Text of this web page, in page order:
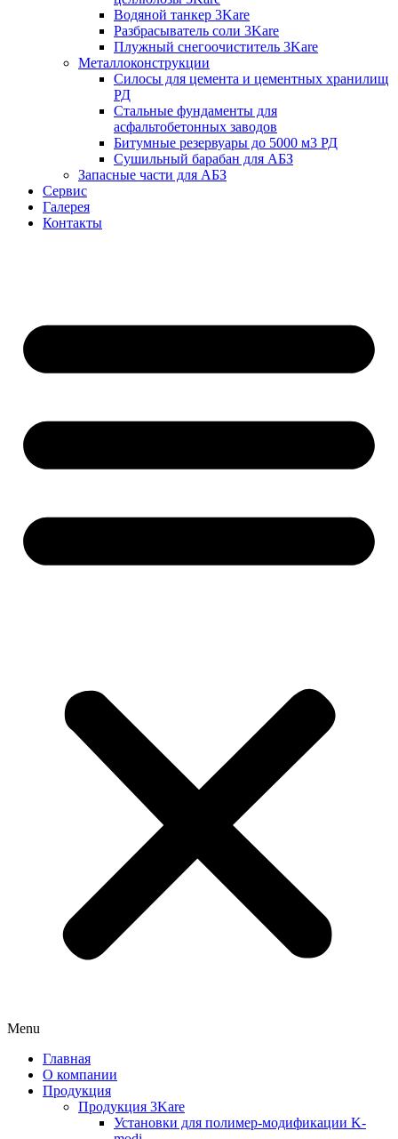
Водяной танкер 3Kare
Разбрасыватель соли 3Kare
Плужный снегоочиститель 3Kare
Металлоконструкции
Силосы для цемента и цементных хранилищ
РД
Стальные фундаменты для
асфальтобетонных заводов
Битумные резервуары до 5000 м3 РД
Сушильный барабан для АБЗ
Запасные части для АБЗ
Сервис
Галерея
Контакты
Menu
Главная
О компании
Продукция
Продукция 3Kare
Установки для полимер-модификации K-